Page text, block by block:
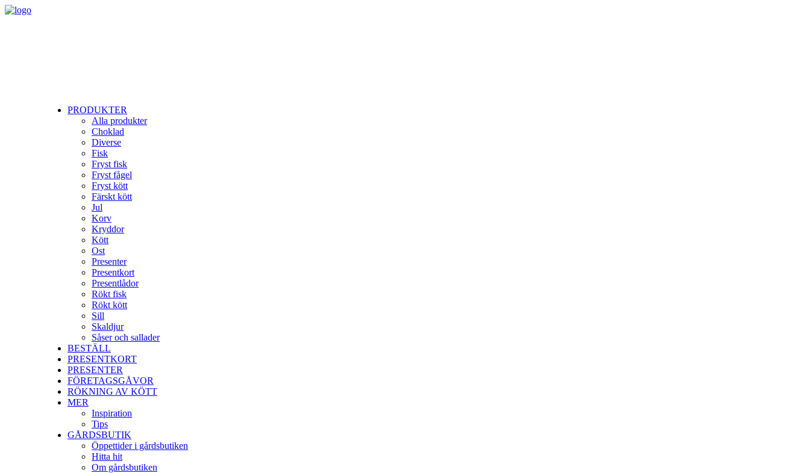
PRODUKTER
Alla produkter
Choklad
Diverse
Fisk
Fryst fisk
Fryst fågel
Fryst kött
Färskt kött
Jul
Korv
Kryddor
Kött
Ost
Presenter
Presentkort
Presentlådor
Rökt fisk
Rökt kött
Sill
Skaldjur
Såser och sallader
BESTÄLL
PRESENTKORT
PRESENTER
FÖRETAGSGÅVOR
RÖKNING AV KÖTT
MER
Inspiration
Tips
GÅRDSBUTIK
Öppettider i gårdsbutiken
Hitta hit
Om gårdsbutiken